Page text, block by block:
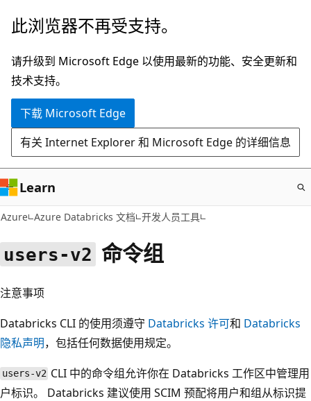
跳
主
要
内
此浏览器不再受支持。
请升级到 Microsoft Edge 以使用最新的功能、安全更新和
技术支持。
下载 Microsoft Edge
有关 Internet Explorer 和 Microsoft Edge 的详细信息
Learn
Azure Azure Databricks 文档 开发人员工具
users-v2 命令组
注意事项
Databricks CLI 的使用须遵守 Databricks 许可和 Databricks
隐私声明，包括任何数据使用规定。
users-v2 CLI 中的命令组允许你在 Databricks 工作区中管理用
户标识。 Databricks 建议使用 SCIM 预配将用户和组从标识提